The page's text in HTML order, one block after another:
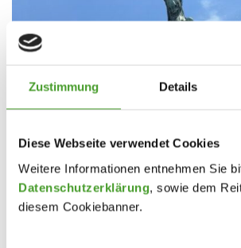
Zustimmung Details
Diese Webseite verwendet Cookies
Weitere Informationen entnehmen Sie
Datenschutzerklärung, sowie dem
diesem Cookiebanner.